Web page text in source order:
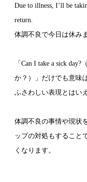
Due to illness, I’ll be
return.
体調不良で今日は休み
「Can I take a sick
か？）」だけでも意味
ふさわしい表現とはい
体調不良の事情や現状
ップの対処もすること
くなります。